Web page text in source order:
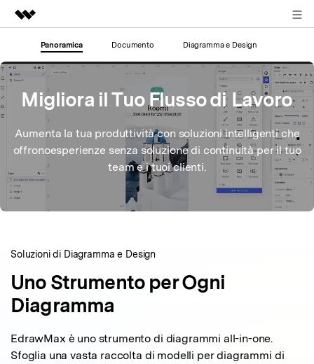
Prodotti in evidenza
Creatività digitale AIGC
Utilità
Business
Panoramica
Soluzione
Sala stampa
Negozio
Panoramica Documento Diagramma e Design
Migliora il Tuo Flusso di Lavoro
Aumenta la tua produttività con soluzioni intelligenti che
offronoesperienze senza soluzione di continuità per il tuo
team e i tuoi clienti.
Soluzioni di Diagramma e Design
Uno Strumento per Ogni
Diagramma
EdrawMax è uno strumento di diagrammi all-in-one.
Sfoglia una vasta raccolta di modelli per diagrammi di